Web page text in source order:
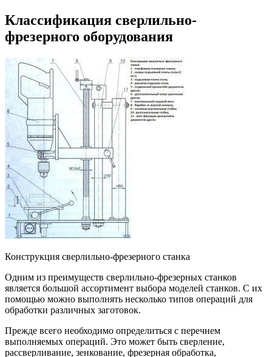
Классификация сверлильно-
фрезерного оборудования
Конструкция сверлильно-фрезерного станка
Одним из преимуществ сверлильно-фрезерных станков
является большой ассортимент выбора моделей станков. С их
помощью можно выполнять несколько типов операций для
обработки различных заготовок.
Прежде всего необходимо определиться с перечнем
выполняемых операций. Это может быть сверление,
рассверливание, зенкование, фрезерная обработка,